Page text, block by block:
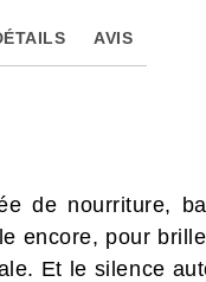
AVIS
de nourriture,
encore, pour
Et le silence